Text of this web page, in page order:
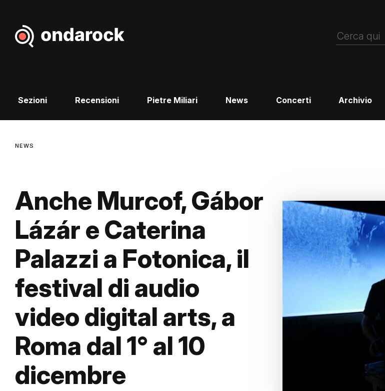
Sezioni Recensioni Pietre Miliari News Concerti Archivio
NEWS
Anche Murcof, Gábor
Lázár e Caterina
Palazzi a Fotonica, il
festival di audio
video digital arts, a
Roma dal 1° al 10
dicembre